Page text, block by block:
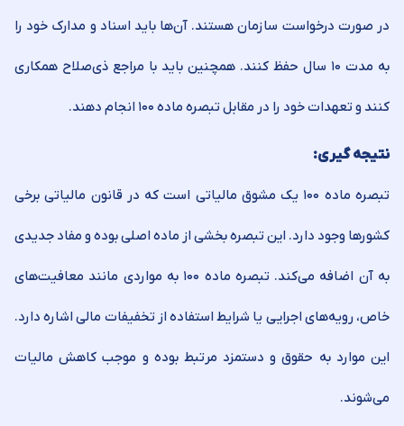
در صورت درخواست سازمان هستند. آن‌ها باید اسناد و مدارک خود را
به مدت ۱۰ سال حفظ کنند. همچنین باید با مراجع ذی‌صلاح همکاری
کنند و تعهدات خود را در مقابل تبصره ماده ۱۰۰ انجام دهند.
نتیجه گیری:
تبصره ماده ۱۰۰ یک مشوق مالیاتی است که در قانون مالیاتی برخی
کشورها وجود دارد. این تبصره بخشی از ماده اصلی بوده و مفاد جدیدی
به آن اضافه می‌کند. تبصره ماده ۱۰۰ به مواردی مانند معافیت‌های
خاص، رویه‌های اجرایی یا شرایط استفاده از تخفیفات مالی اشاره دارد.
این موارد به حقوق و دستمزد مرتبط بوده و موجب کاهش مالیات
می‌شوند.